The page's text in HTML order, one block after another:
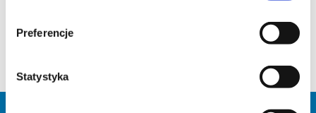
Preferencje
Statystyka